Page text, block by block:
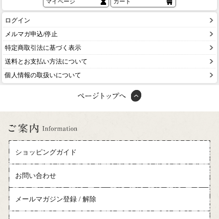
マイページ カート
ログイン
メルマガ申込/停止
特定商取引法に基づく表示
送料とお支払い方法について
個人情報の取扱いについて
ショッピングガイド
お問い合わせ
メールマガジン登録 / 解除